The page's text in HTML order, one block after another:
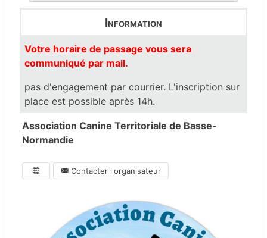
Information
Votre horaire de passage vous sera
communiqué par mail.
pas d'engagement par courrier. L'inscription sur
place est possible après 14h.
Association Canine Territoriale de Basse-
Normandie
Contacter l'organisateur